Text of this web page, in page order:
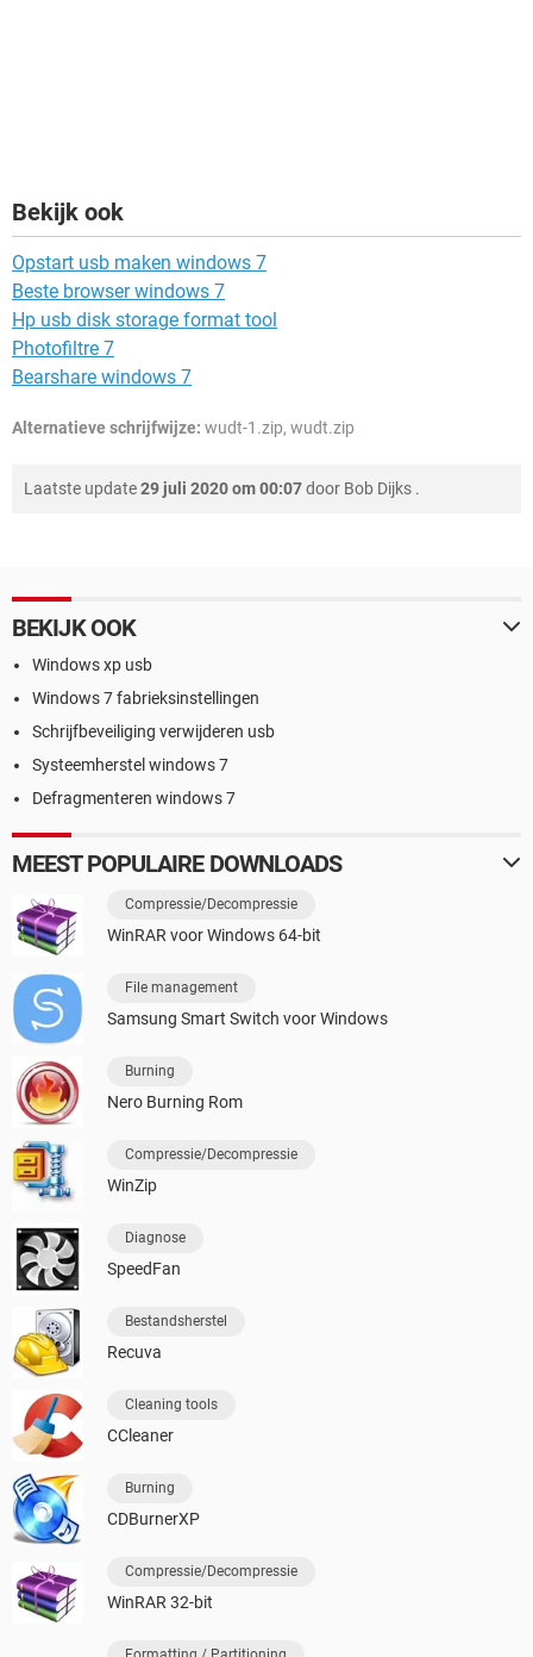
Bekijk ook
Opstart usb maken windows 7
Beste browser windows 7
Hp usb disk storage format tool
Photofiltre 7
Bearshare windows 7
Alternatieve schrijfwijze: wudt-1.zip, wudt.zip
Laatste update29 juli 2020 om 00:07door Bob Dijks .
BEKIJK OOK
Windows xp usb
Windows 7 fabrieksinstellingen
Schrijfbeveiliging verwijderen usb
Systeemherstel windows 7
Defragmenteren windows 7
MEEST POPULAIRE DOWNLOADS
Compressie/Decompressie
WinRAR voor Windows 64-bit
File management
Samsung Smart Switch voor Windows
Burning
Nero Burning Rom
Compressie/Decompressie
WinZip
Diagnose
SpeedFan
Bestandsherstel
Recuva
Cleaning tools
CCleaner
Burning
CDBurnerXP
Compressie/Decompressie
WinRAR 32-bit